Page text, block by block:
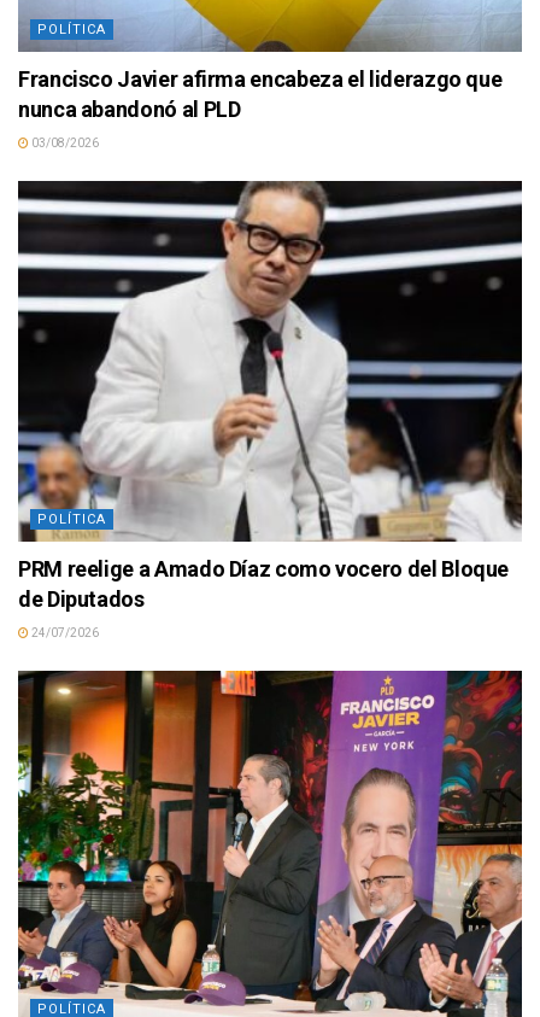
POLÍTICA
Francisco Javier afirma encabeza el liderazgo que
nunca abandonó al PLD
03/08/2026
POLÍTICA
PRM reelige a Amado Díaz como vocero del Bloque
de Diputados
24/07/2026
POLÍTICA